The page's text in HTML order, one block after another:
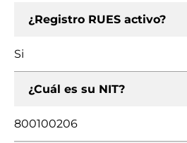
¿Registro RUES activo?
Si
¿Cuál es su NIT?
800100206